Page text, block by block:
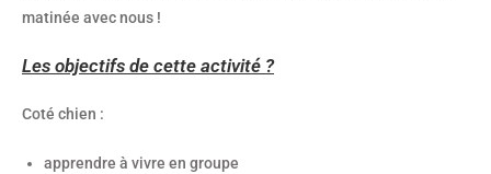
matinée avec nous !
Les objectifs de cette activité ?
Coté chien :
apprendre à vivre en groupe